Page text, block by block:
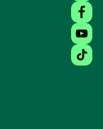
nouvelle
nouvelle